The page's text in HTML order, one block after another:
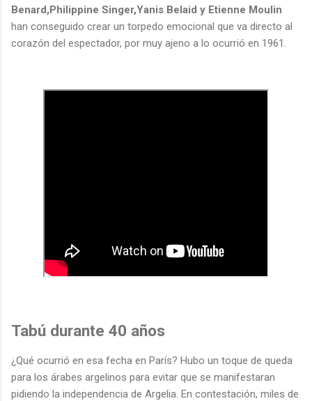
Benard,Philippine Singer,Yanis Belaid y Etienne Moulin
han conseguido crear un torpedo emocional que va directo al
corazón del espectador, por muy ajeno a lo ocurrió en 1961.
Tabú durante 40 años
¿Qué ocurrió en esa fecha en París? Hubo un toque de queda
para los árabes argelinos para evitar que se manifestaran
pidiendo la independencia de Argelia. En contestación, miles de